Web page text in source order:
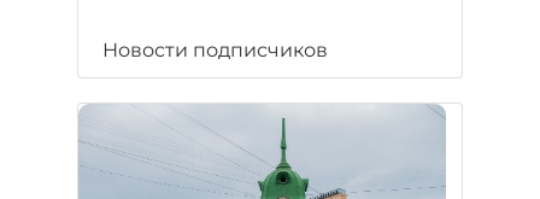
Новости подписчиков